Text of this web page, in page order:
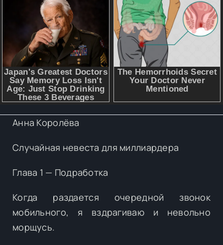
Анна Королёва
Случайная невеста для миллиардера
Глава 1 — Подработка
Когда раздается очередной звонок
мобильного, я вздрагиваю и невольно
морщусь.